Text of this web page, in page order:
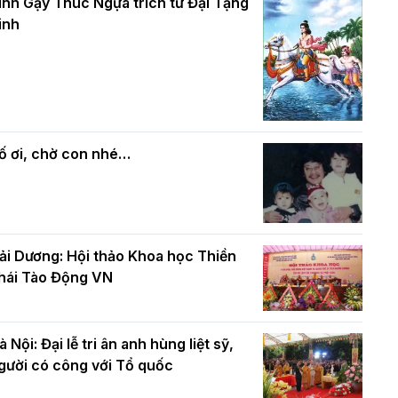
mừng Đại lễ Phật đản PL.2570 –
mùa Phật đản PL.2570
Phật giáo chính tín Phần 7: Luật nhân
quả
ơi, chờ con nhé…
Dương: Hội thảo Khoa học Thiền
Tào Động VN
Nội: Đại lễ tri ân anh hùng liệt sỹ,
có công với Tổ quốc